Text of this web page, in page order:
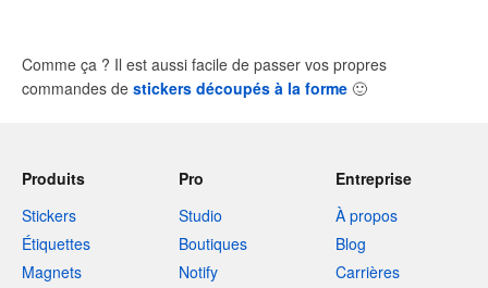
Comme ça ? Il est aussi facile de passer vos propres
commandes de stickers découpés à la forme 🙂
Produits
Stickers
Étiquettes
Magnets
Pro
Studio
Boutiques
Notify
Entreprise
À propos
Blog
Carrières